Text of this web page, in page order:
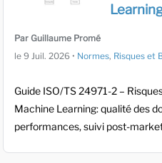
Par Guillaume Promé
le 9 Juil. 2026 • Normes, Risques et
Guide ISO/TS 24971-2 –
Machine Learning: qualité des
performances, suivi post-